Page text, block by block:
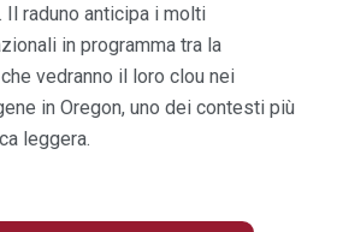
raduno anticipa i molti
in programma tra la
vedranno il loro clou nei
in Oregon, uno dei contesti più
leggera.